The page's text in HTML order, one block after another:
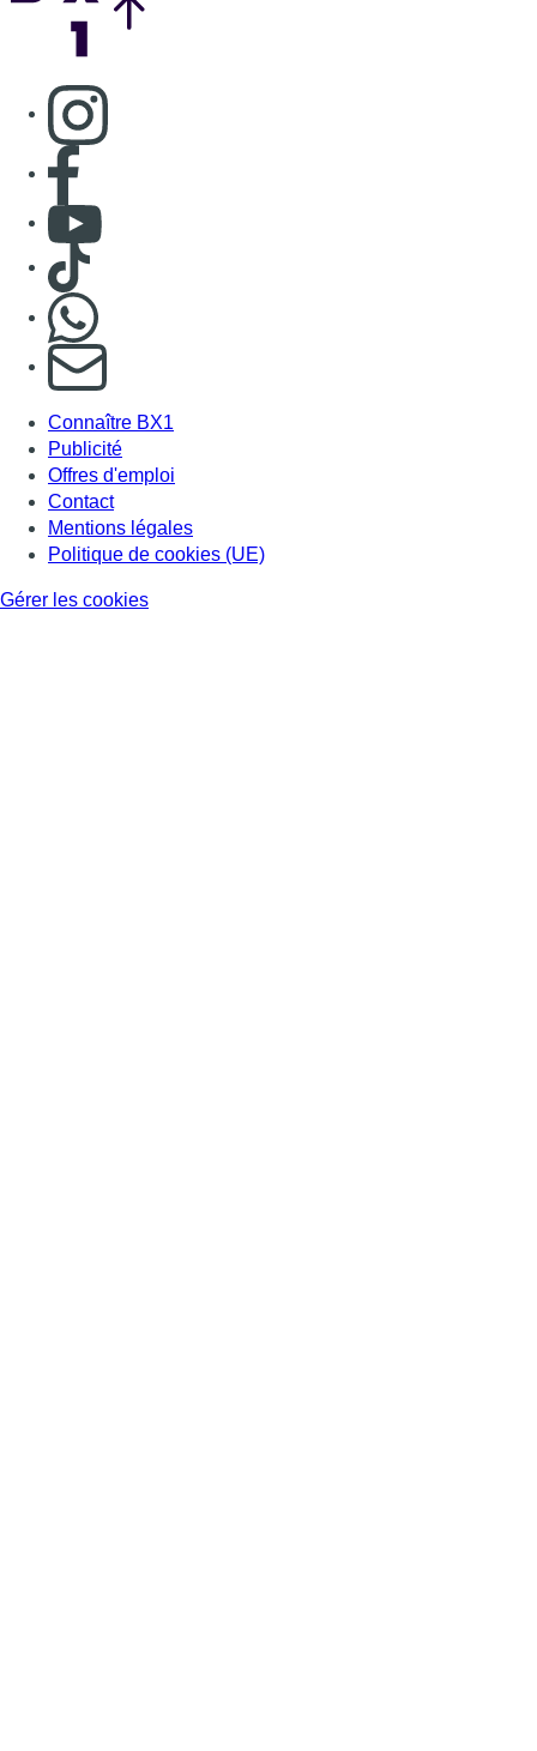
Consulter page Instagram
Consulter page Facebook
Consulter Youtube
Consulter TikTok
S'abonner à notre newsletter
Connaître BX1
Publicité
Offres d'emploi
Contact
Mentions légales
Politique de cookies (UE)
Gérer les cookies